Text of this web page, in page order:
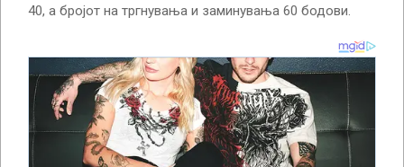
40, а бројот на тргнувања и заминувања 60 бодови.